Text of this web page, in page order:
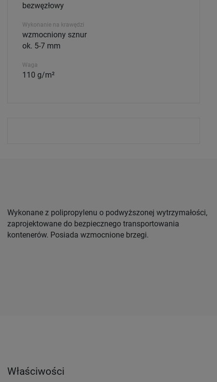
bezwęzłowy
Wykonanie na krawędzi
wzmocniony sznur
ok. 5-7 mm
Waga
110 g/m²
Wykonane z polipropylenu o podwyższonej wytrzymałości,
zaprojektowane do bezpiecznego transportowania
kontenerów. Posiada wzmocnione brzegi.
Właściwości